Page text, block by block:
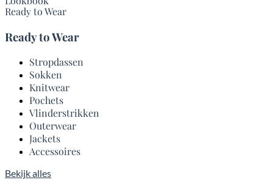
Ready to Wear
Ready to Wear
Stropdassen
Sokken
Knitwear
Pochets
Vlinderstrikken
Outerwear
Jackets
Accessoires
Bekijk alles